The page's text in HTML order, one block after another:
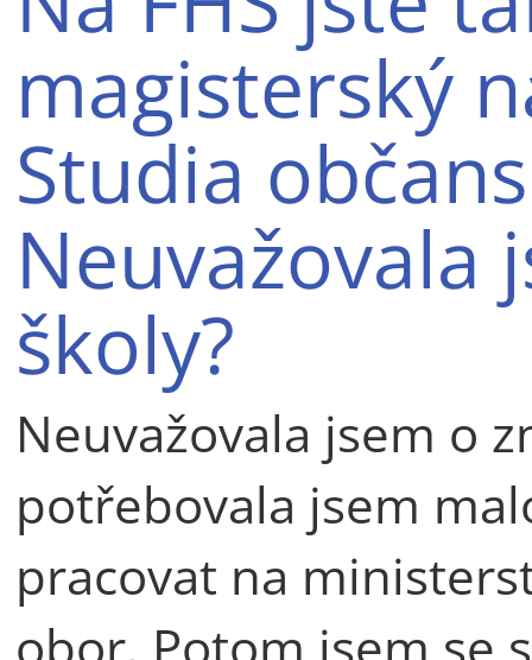
magisterský
Studia
Neuvažovala
školy?
Neuvažovala jsem o
potřebovala jsem
pracovat na
obor. Potom jsem se